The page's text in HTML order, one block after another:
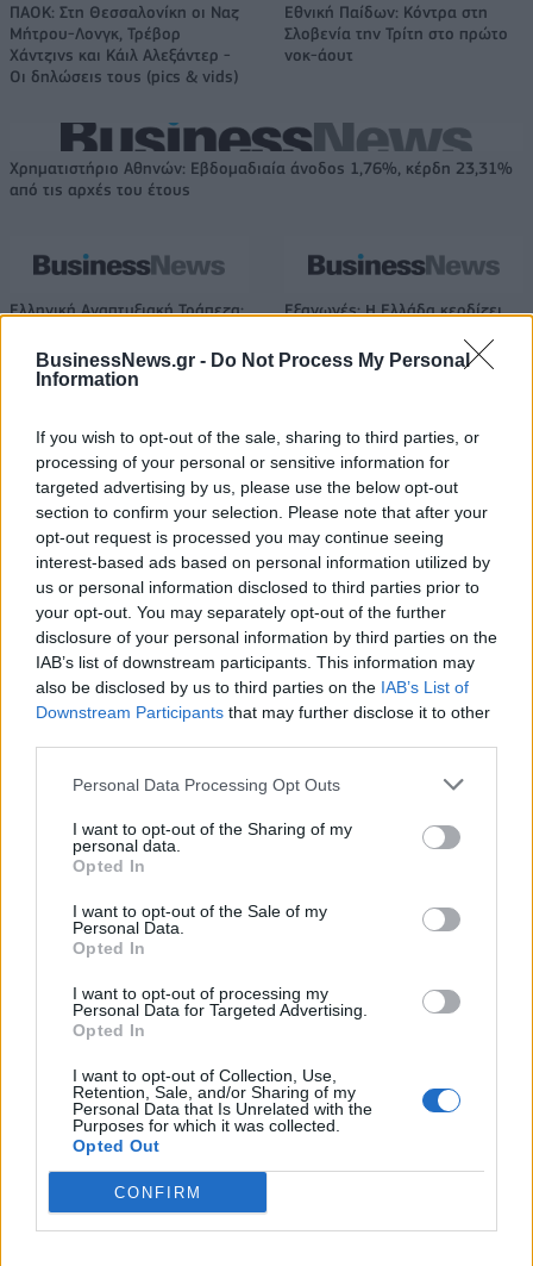
BusinessNews.gr - Do Not Process My Personal
Information
If you wish to opt-out of the sale, sharing to third parties, or
processing of your personal or sensitive information for
targeted advertising by us, please use the below opt-out
section to confirm your selection. Please note that after your
opt-out request is processed you may continue seeing
interest-based ads based on personal information utilized by
us or personal information disclosed to third parties prior to
your opt-out. You may separately opt-out of the further
disclosure of your personal information by third parties on the
IAB’s list of downstream participants. This information may
also be disclosed by us to third parties on the IAB’s List of
Downstream Participants that may further disclose it to other
Personal Data Processing Opt Outs
I want to opt-out of the Sharing of my
personal data.
Opted In
I want to opt-out of the Sale of my
Personal Data.
Opted In
I want to opt-out of processing my
Personal Data for Targeted Advertising.
Opted In
I want to opt-out of Collection, Use,
Retention, Sale, and/or Sharing of my
Personal Data that Is Unrelated with the
Purposes for which it was collected.
Opted Out
CONFIRM
ΠΑΟΚ: Στη Θεσσαλονίκη οι Ναζ
Μήτρου-Λονγκ, Τρέβορ
Χάντζινς και Κάιλ Αλεξάντερ -
Οι δηλώσεις τους (pics & vids)
Εθνική Παίδων: Κόντρα στη
Σλοβενία την Τρίτη στο πρώτο
νοκ-άουτ
Χρηματιστήριο Αθηνών: Εβδομαδιαία άνοδος 1,76%, κέρδη 23,31%
από τις αρχές του έτους
Ελληνική Αναπτυξιακή Τράπεζα:
ανοίγει δρόμο για δάνεια έως 5
δισ. σε μικρομεσαίες
Εξαγωγές: Η Ελλάδα κερδίζει
– Άνοδος μεριδίων σε 9 από 11
κλάδους (Εθνική Τράπεζα)
Η Chery επενδύει 75 εκατ. δολάρια στην KG Mobility
Το FIAT 500 Hybrid τώρα από
Ατρόμητος και Novibet
συνεχίζουν μαζί: Ανανέωση της
συνεργασίας τους μέχρι το
2028
18η συνεχόμενη χρονιά για τον ΟΤΕ στη διεθνή σειρά δεικτών
Alpha Bank: Για πρώτη φορά το Αρχαίο Θέατρο Επιδαύρου άνοιξε τις
πύλες του σε όλους
ΠΕΡΙΣΣΌΤΕΡΑ ΣΕ ΑΥΤΉ ΤΗΝ ΚΑΤΗΓΟΡΊΑ
ΟΠΕΚΕΠΕ: Ελεύθεροι με
όρους οι πρώτοι 11
αντιπλημμυρικής